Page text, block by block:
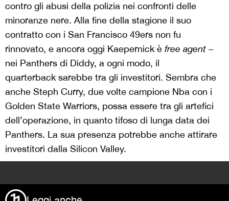
contro gli abusi della polizia nei confronti delle
minoranze nere. Alla fine della stagione il suo
contratto con i San Francisco 49ers non fu
rinnovato, e ancora oggi Kaepernick è free agent –
nei Panthers di Diddy, a ogni modo, il
quarterback sarebbe tra gli investitori. Sembra che
anche Steph Curry, due volte campione Nba con i
Golden State Warriors, possa essere tra gli artefici
dell’operazione, in quanto tifoso di lunga data dei
Panthers. La sua presenza potrebbe anche attirare
investitori dalla Silicon Valley.